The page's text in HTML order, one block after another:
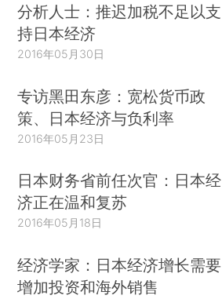
分析人士：推迟加税不足以支
持日本经济
2016年05月30日
专访黑田东彦：宽松货币政
策、日本经济与负利率
2016年05月23日
日本财务省前任次官：日本经
济正在温和复苏
2016年05月18日
经济学家：日本经济增长需要
增加投资和海外销售